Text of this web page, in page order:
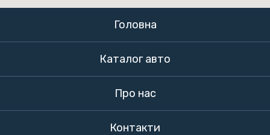
Головна
Каталог авто
Про нас
Контакти